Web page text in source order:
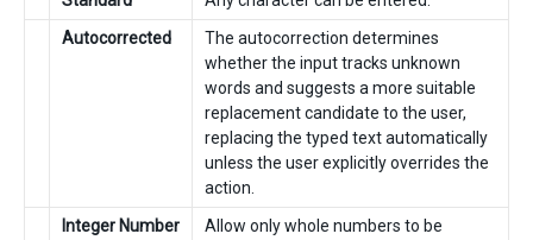
Autocorrected
The autocorrection determines
whether the input tracks unknown
words and suggests a more suitable
replacement candidate to the user,
replacing the typed text automatically
unless the user explicitly overrides the
action.
Integer Number
Allow only whole numbers to be